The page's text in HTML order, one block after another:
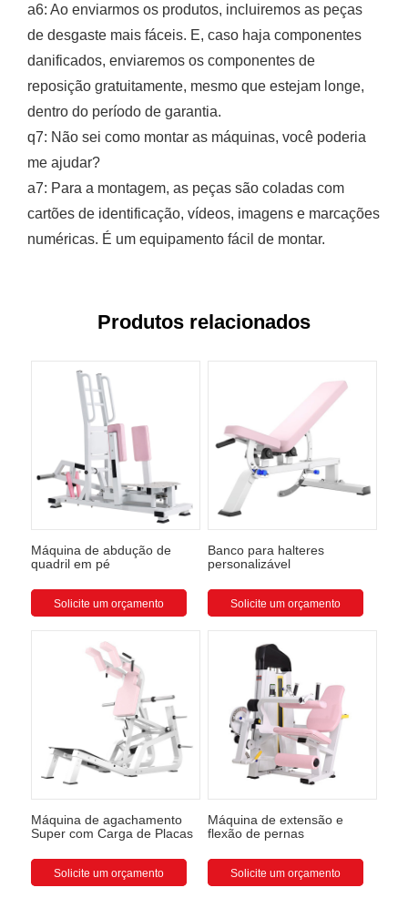
a6: Ao enviarmos os produtos, incluiremos as peças
de desgaste mais fáceis. E, caso haja componentes
danificados, enviaremos os componentes de
reposição gratuitamente, mesmo que estejam longe,
dentro do período de garantia.
q7: Não sei como montar as máquinas, você poderia
me ajudar?
a7: Para a montagem, as peças são coladas com
cartões de identificação, vídeos, imagens e marcações
numéricas. É um equipamento fácil de montar.
Produtos relacionados
Máquina de abdução de
quadril em pé
Solicite um orçamento
Banco para halteres
personalizável
Solicite um orçamento
Máquina de agachamento
Super com Carga de Placas
Solicite um orçamento
Máquina de extensão e
flexão de pernas
Solicite um orçamento